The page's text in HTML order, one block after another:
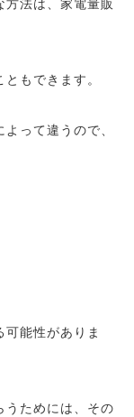
方法は、家電量販
もできます。
って違うので、
可能性がありま
うためには、その